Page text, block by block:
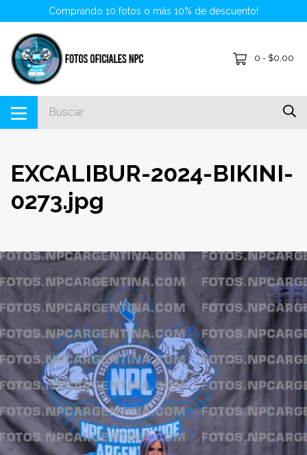
Comprando 10 fotos o más 10% de descuento!
0 - $0,00
EXCALIBUR-2024-BIKINI-
0273.jpg